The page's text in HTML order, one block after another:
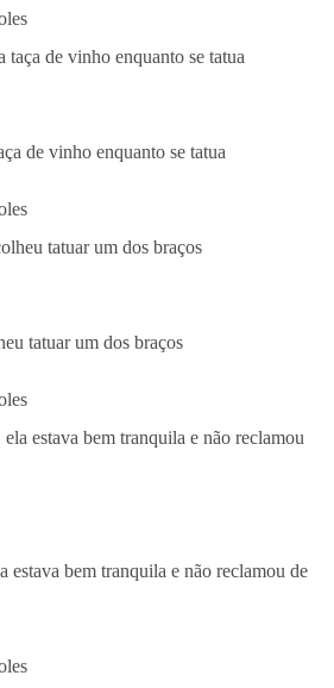
de vinho enquanto se tatua
tatuar um dos braços
estava bem tranquila e não reclamou de